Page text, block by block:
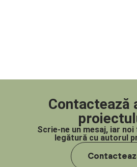
Contactează
Scrie-ne un mesaj, iar noi
legătură cu autorul